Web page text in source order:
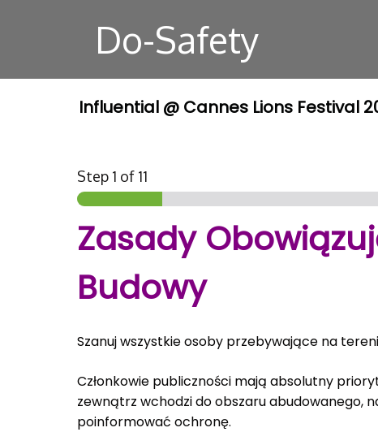
Do-Safety
Influential @ Cannes Lions Festival
Step 1 of 11
Zasady
Budowy
Szanuj wszystkie osoby przebywające na
Członkowie publiczności mają absolutny
zewnątrz wchodzi do obszaru abudowanego,
poinformować ochronę.